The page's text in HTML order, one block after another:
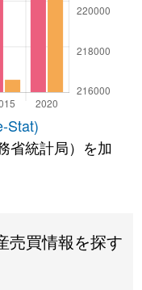
Stat)
省統計局）を加
売買情報を探す